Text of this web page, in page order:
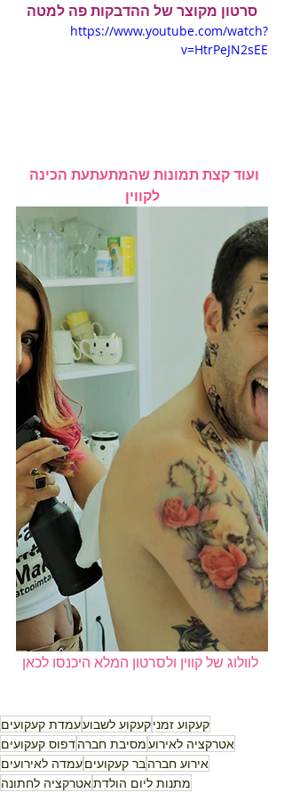
סרטון מקוצר של ההדבקות פה למטה
https://www.youtube.com/watch?
v=HtrPeJN2sEE
ועוד קצת תמונות שהמתעתעת הכינה
לקווין
קעקוע זמניקעקוע לשבועעמדת קעקועים
אטרקציה לאירועמסיבת חברהדפוס קעקועים
אירוע חברהבר קעקועיםעמדה לאירועים
מתנות ליום הולדתאטרקציה לחתונה